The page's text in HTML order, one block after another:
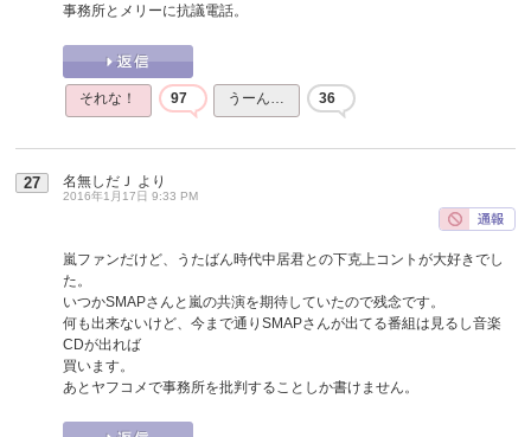
事務所とメリーに抗議電話。
それな！ 97 うーん… 36
27 名無しだＪ より
2016年1月17日 9:33 PM
嵐ファンだけど、うたばん時代中居君との下克上コントが大好きでし
た。
いつかSMAPさんと嵐の共演を期待していたので残念です。
何も出来ないけど、今まで通りSMAPさんが出てる番組は見るし音楽
CDが出れば
買います。
あとヤフコメで事務所を批判することしか書けません。